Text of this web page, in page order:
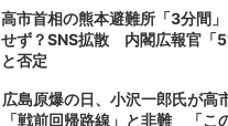
高市首相の熊本避難所「3分間
せず？SNS拡散 内閣広報官「
と否定
広島原爆の日、小沢一郎氏が高
「戦前回帰路線」と非難 「こ